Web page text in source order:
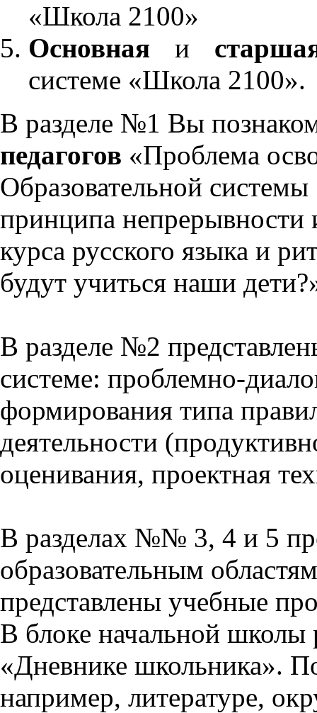
«Школа 2100»
Основнаяи
системе «Школа 2100».
В разделе №1 Вы
педагогов «Проблема
Образовательной
принципа непрерывности
курса русского языка и
будут учиться наши
В разделе №2
системе: проблемно-
формирования типа
деятельности
оценивания, проектная
В разделах №№ 3, 4 и 5
образовательным
представлены учебные
В блоке начальной школы
«Дневнике школьника».
например, литературе,